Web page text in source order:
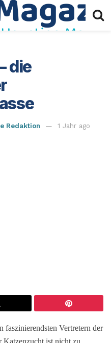
die
Redaktion 1 Jahr ago
faszinierendsten Vertretern der
ist nicht zu